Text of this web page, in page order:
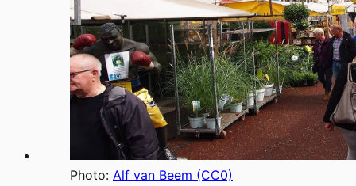
Photo: Alf van Beem (CC0)